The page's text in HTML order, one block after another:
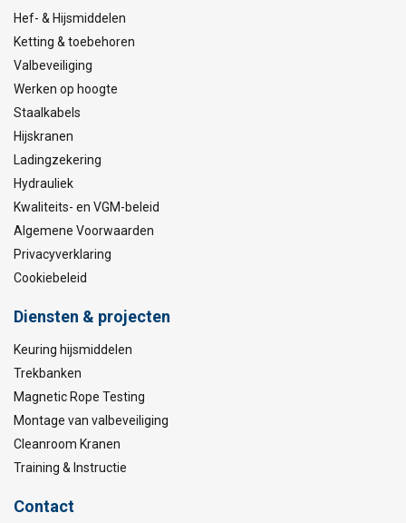
Hef- & Hijsmiddelen
Ketting & toebehoren
Valbeveiliging
Werken op hoogte
Staalkabels
Hijskranen
Ladingzekering
Hydrauliek
Kwaliteits- en VGM-beleid
Algemene Voorwaarden
Privacyverklaring
Cookiebeleid
Diensten & projecten
Keuring hijsmiddelen
Trekbanken
Magnetic Rope Testing
Montage van valbeveiliging
Cleanroom Kranen
Training & Instructie
Contact